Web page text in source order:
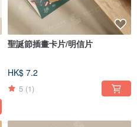
聖誕節插畫卡片/明信片
HK$ 7.2
5 (1)